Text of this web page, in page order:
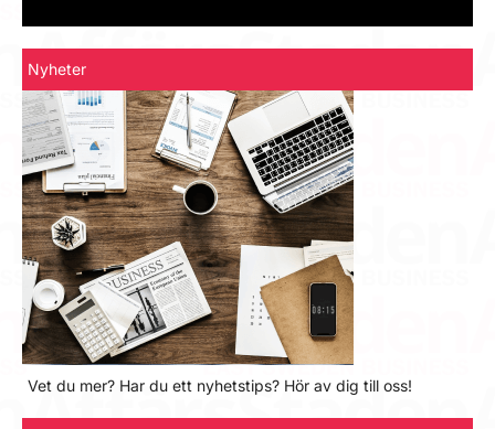
Nyheter
Vet du mer? Har du ett nyhetstips? Hör av dig till oss!